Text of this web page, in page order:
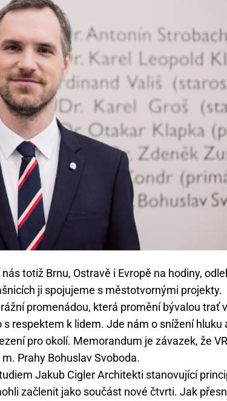
totiž Brnu, Ostravě i Evropě na hodiny,
ji spojujeme s městotvornými projekty.
promenádou, která promění bývalou trať v
respektem k lidem. Jde nám o snížení hluku
pro okolí. Memorandum je závazek, že
Prahy Bohuslav Svoboda.
Jakub Cigler Architekti stanovující
začlenit jako součást nové čtvrti. Jak